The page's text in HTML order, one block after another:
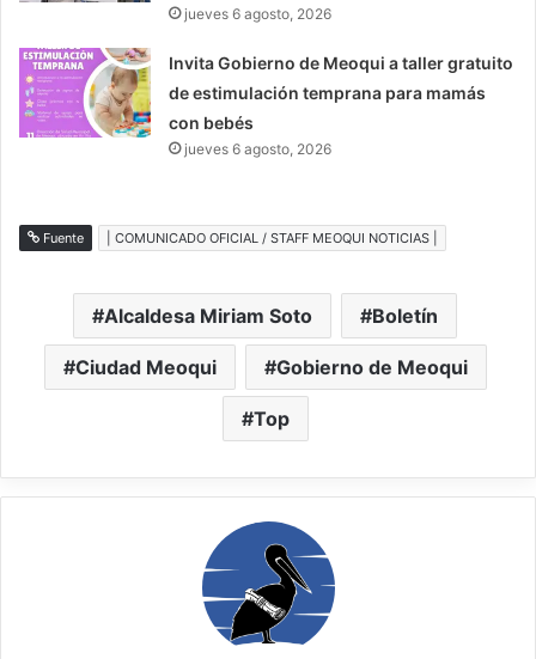
jueves 6 agosto, 2026
Invita Gobierno de Meoqui a taller gratuito
de estimulación temprana para mamás
con bebés
jueves 6 agosto, 2026
Fuente | COMUNICADO OFICIAL / STAFF MEOQUI NOTICIAS |
Alcaldesa Miriam Soto Boletín
Ciudad Meoqui Gobierno de Meoqui
Top